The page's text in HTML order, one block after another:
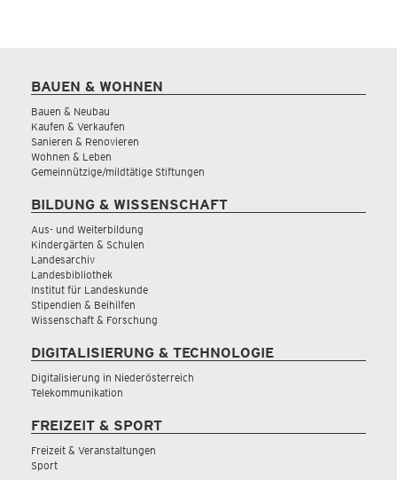
BAUEN & WOHNEN
Bauen & Neubau
Kaufen & Verkaufen
Sanieren & Renovieren
Wohnen & Leben
Gemeinnützige/mildtätige Stiftungen
BILDUNG & WISSENSCHAFT
Aus- und Weiterbildung
Kindergärten & Schulen
Landesarchiv
Landesbibliothek
Institut für Landeskunde
Stipendien & Beihilfen
Wissenschaft & Forschung
DIGITALISIERUNG & TECHNOLOGIE
Digitalisierung in Niederösterreich
Telekommunikation
FREIZEIT & SPORT
Freizeit & Veranstaltungen
Sport